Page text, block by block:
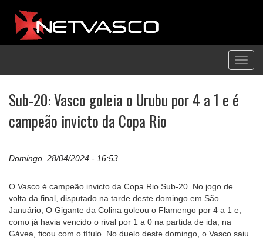
Sub-20: Vasco goleia o Urubu por 4 a 1 e é
campeão invicto da Copa Rio
Domingo, 28/04/2024 - 16:53
O Vasco é campeão invicto da Copa Rio Sub-20. No jogo de
volta da final, disputado na tarde deste domingo em São
Januário, O Gigante da Colina goleou o Flamengo por 4 a 1 e,
como já havia vencido o rival por 1 a 0 na partida de ida, na
Gávea, ficou com o título. No duelo deste domingo, o Vasco saiu